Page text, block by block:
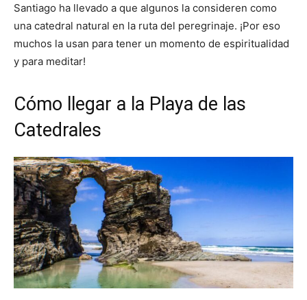
Santiago ha llevado a que algunos la consideren como
una catedral natural en la ruta del peregrinaje. ¡Por eso
muchos la usan para tener un momento de espiritualidad
y para meditar!
Cómo llegar a la Playa de las
Catedrales